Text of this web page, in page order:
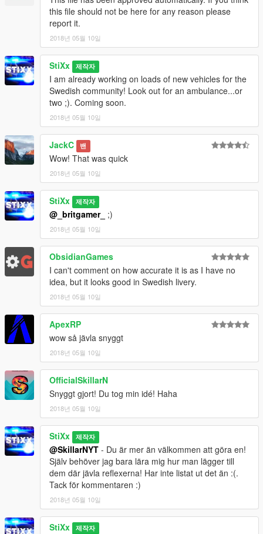
this file should not be here for any reason please
report it.
2018년 05월 10일
StiXx 제작자
I am already working on loads of new vehicles for the
Swedish community! Look out for an ambulance...or
two ;). Coming soon.
2018년 05월 10일
JackC 밴
Wow! That was quick
2018년 05월 10일
StiXx 제작자
@_britgamer_ ;)
2018년 05월 10일
ObsidianGames
I can't comment on how accurate it is as I have no
idea, but it looks good in Swedish livery.
2018년 05월 10일
ApexRP
wow så jävla snyggt
2018년 05월 10일
OfficialSkillarN
Snyggt gjort! Du tog min idé! Haha
2018년 05월 10일
StiXx 제작자
@SkillarNYT - Du är mer än välkommen att göra en!
Själv behöver jag bara lära mig hur man lägger till
dem där jävla reflexerna! Har inte listat ut det än :(.
Tack för kommentaren :)
2018년 05월 10일
StiXx 제작자